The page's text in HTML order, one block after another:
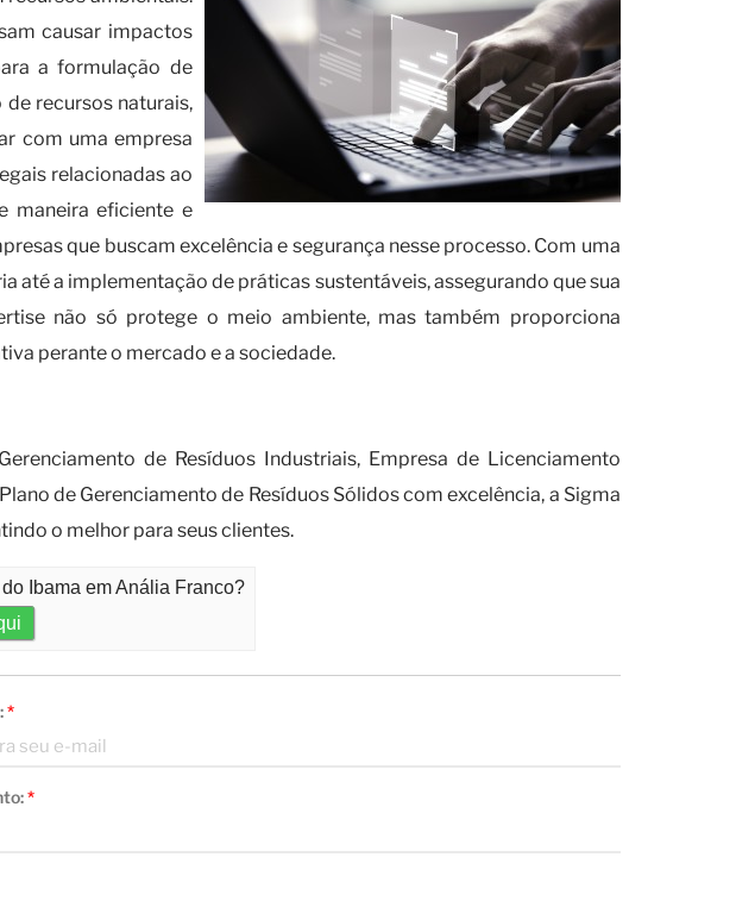
causar impactos
a formulação de
recursos naturais,
com uma empresa
relacionadas ao
maneira eficiente e
que buscam excelência e segurança nesse processo. Com uma
até a implementação de práticas sustentáveis, assegurando que sua
não só protege o meio ambiente, mas também proporciona
perante o mercado e a sociedade.
de Resíduos Industriais, Empresa de Licenciamento
de Gerenciamento de Resíduos Sólidos com excelência, a Sigma
o melhor para seus clientes.
Ibama em Anália Franco?
*
*